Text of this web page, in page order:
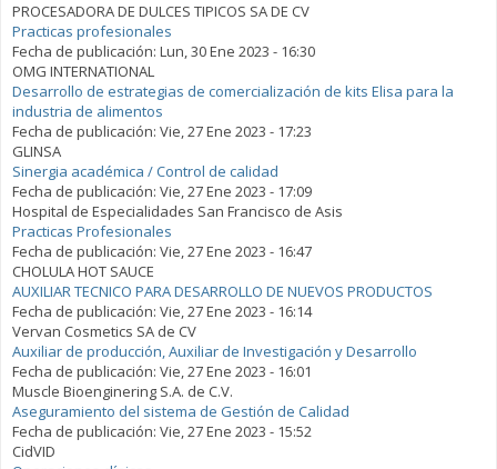
PROCESADORA DE DULCES TIPICOS SA DE CV
Practicas profesionales
Fecha de publicación: Lun, 30 Ene 2023 - 16:30
OMG INTERNATIONAL
Desarrollo de estrategias de comercialización de kits Elisa para la
industria de alimentos
Fecha de publicación: Vie, 27 Ene 2023 - 17:23
GLINSA
Sinergia académica / Control de calidad
Fecha de publicación: Vie, 27 Ene 2023 - 17:09
Hospital de Especialidades San Francisco de Asis
Practicas Profesionales
Fecha de publicación: Vie, 27 Ene 2023 - 16:47
CHOLULA HOT SAUCE
AUXILIAR TECNICO PARA DESARROLLO DE NUEVOS PRODUCTOS
Fecha de publicación: Vie, 27 Ene 2023 - 16:14
Vervan Cosmetics SA de CV
Auxiliar de producción, Auxiliar de Investigación y Desarrollo
Fecha de publicación: Vie, 27 Ene 2023 - 16:01
Muscle Bioenginering S.A. de C.V.
Aseguramiento del sistema de Gestión de Calidad
Fecha de publicación: Vie, 27 Ene 2023 - 15:52
CidVID